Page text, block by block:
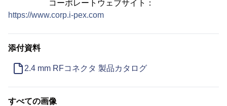
コーポレートウェブサイト：
https://www.corp.i-pex.com
添付資料
2.4 mm RFコネクタ 製品カタログ
すべての画像